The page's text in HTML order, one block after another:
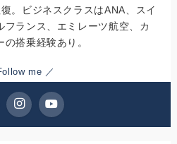
。ビジネスクラスはANA、スイ
フランス、エミレーツ航空、カ
搭乗経験あり。
me ／